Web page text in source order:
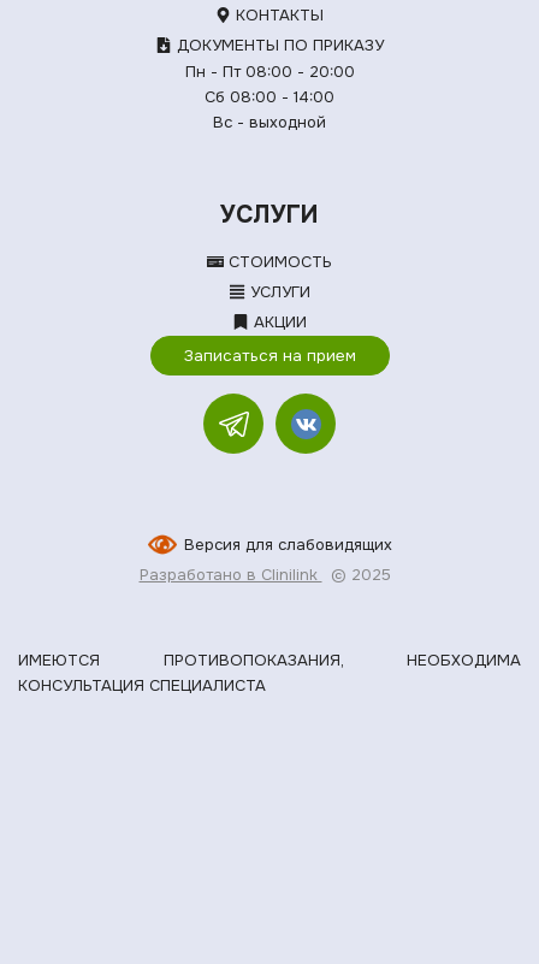
КОНТАКТЫ
ДОКУМЕНТЫ ПО ПРИКАЗУ
Пн - Пт 08:00 - 20:00
Сб 08:00 - 14:00
Вс - выходной
УСЛУГИ
СТОИМОСТЬ
УСЛУГИ
АКЦИИ
Записаться на прием
Версия для слабовидящих
Разработано в Clinilink
© 2025
ИМЕЮТСЯ ПРОТИВОПОКАЗАНИЯ, НЕОБХОДИМА
КОНСУЛЬТАЦИЯ СПЕЦИАЛИСТА